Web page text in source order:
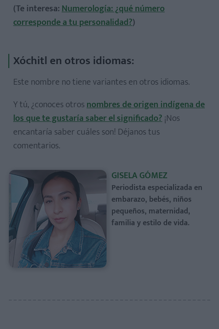
(Te interesa:Numerología: ¿qué número
corresponde a tu personalidad?)
Xóchitl en otros idiomas:
Este nombre no tiene variantes en otros idiomas.
Y tú, ¿conoces otrosnombres de origen indígena de
los que te gustaría saber el significado?¡Nos
encantaría saber cuáles son! Déjanos tus
comentarios.
GISELA GÓMEZ
Periodista especializada en
embarazo, bebés, niños
pequeños, maternidad,
familia y estilo de vida.